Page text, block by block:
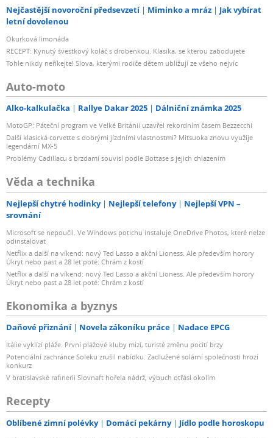
Nejčastější novoroční předsevzetí Miminko a mráz
Jak vybírat
letní dovolenou
Okurková limonáda
RECEPT: Kynutý švestkový koláč s drobenkou. Klasika, se kterou zabodujete
Tohle nikdy neříkejte! Slova, kterými rodiče dětem ubližují ze všeho nejvíc
Auto-moto
Alko-kalkulačka Rallye Dakar 2025 Dálniční známka 2025
MotoGP: Páteční program ve Velké Británii uzavřel rekordním časem Bezzecchi
Další klasická corvette s dobrými jízdními vlastnostmi? Mitsuoka znovu využije
legendární MX-5
Problémy Cadillacu s brzdami souvisí podle Bottase s jejich chlazením
Věda a technika
Nejlepší chytré hodinky Nejlepší telefony
Nejlepší VPN –
srovnání
Microsoft se nepoučil. Ve Windows potichu instaluje OneDrive Photos, které nelze
odinstalovat
Netflix a další na víkend: nový Ted Lasso a akční Lioness. Ale především horory
Úkryt nebo past a 28 let poté: Chrám z kostí
Netflix a další na víkend: nový Ted Lasso a akční Lioness. Ale především horory
Úkryt nebo past a 28 let poté: Chrám z kostí
Ekonomika a byznys
Daňové přiznání Novela zákoníku práce Nadace EPCG
Itálie vyklízí pláže. První plážové kluby mizí, turisté změnu pocítí brzy
Potenciální zachránce Soleku zrušil nabídku. Zadlužené solární společnosti hrozí
konkurz
V bratislavské rafinerii Slovnaft hořela nádrž, výbuch otřásl okolím
Recepty
Oblíbené zimní polévky Domácí pekárny Jídlo podle horoskopu